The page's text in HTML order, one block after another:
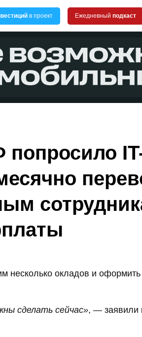
в проект Ежедневный подкаст
несколько окладов и
сделать сейчас», — заявили